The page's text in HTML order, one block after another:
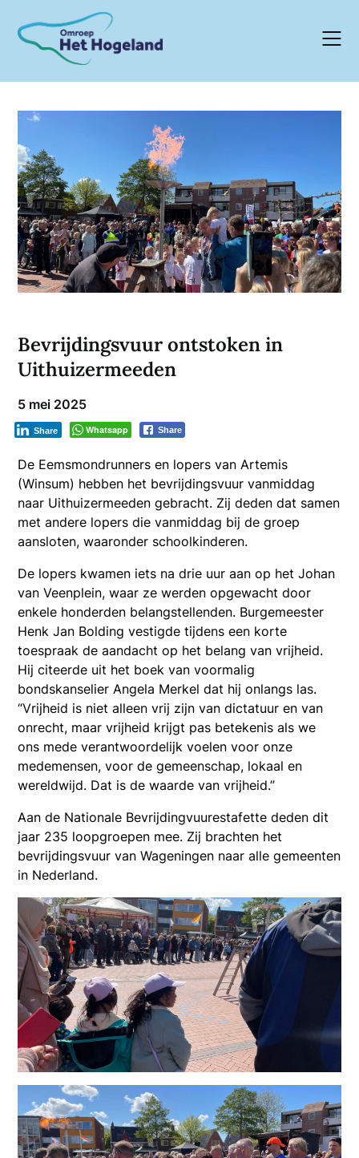
content
Bevrijdingsvuur ontstoken in
Uithuizermeeden
5 mei 2025
Whatsapp Share
Share
De Eemsmondrunners en lopers van Artemis
(Winsum) hebben het bevrijdingsvuur vanmiddag
naar Uithuizermeeden gebracht. Zij deden dat samen
met andere lopers die vanmiddag bij de groep
aansloten, waaronder schoolkinderen.
De lopers kwamen iets na drie uur aan op het Johan
van Veenplein, waar ze werden opgewacht door
enkele honderden belangstellenden. Burgemeester
Henk Jan Bolding vestigde tijdens een korte
toespraak de aandacht op het belang van vrijheid.
Hij citeerde uit het boek van voormalig
bondskanselier Angela Merkel dat hij onlangs las.
“Vrijheid is niet alleen vrij zijn van dictatuur en van
onrecht, maar vrijheid krijgt pas betekenis als we
ons mede verantwoordelijk voelen voor onze
medemensen, voor de gemeenschap, lokaal en
wereldwijd. Dat is de waarde van vrijheid.”
Aan de Nationale Bevrijdingvuurestafette deden dit
jaar 235 loopgroepen mee. Zij brachten het
bevrijdingsvuur van Wageningen naar alle gemeenten
in Nederland.